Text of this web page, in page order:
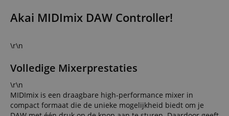
Akai MIDImix DAW Controller!
\r\n
Volledige Mixerprestaties
\r\n
MIDImix is een draagbare high-performance mixer in
compact formaat die de unieke mogelijkheid biedt om je